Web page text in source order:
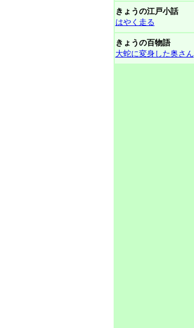
きょうの江戸小話
はやく走る
きょうの百物語
大蛇に変身した奥さん